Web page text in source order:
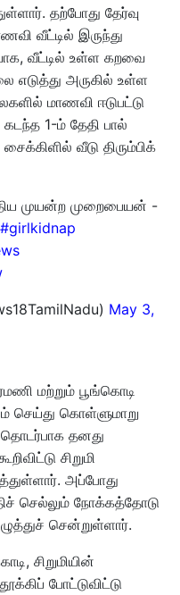
தற்போது தேர்வு
வீட்டில் இருந்து
வீட்டில் உள்ள கறவை
எடுத்து அருகில் உள்ள
மாணவி ஈடுபட்டு
1-ம் தேதி பால்
வீடு திரும்பிக்
முயன்ற முறைபையன் -
#girlkidnap
May 3,
மற்றும் பூங்கொடி
செய்து கொள்ளுமாறு
தனது
சிறுமி
அப்போது
செல்லும் நோக்கத்தோடு
சென்றுள்ளார்.
சிறுமியின்
போட்டுவிட்டு